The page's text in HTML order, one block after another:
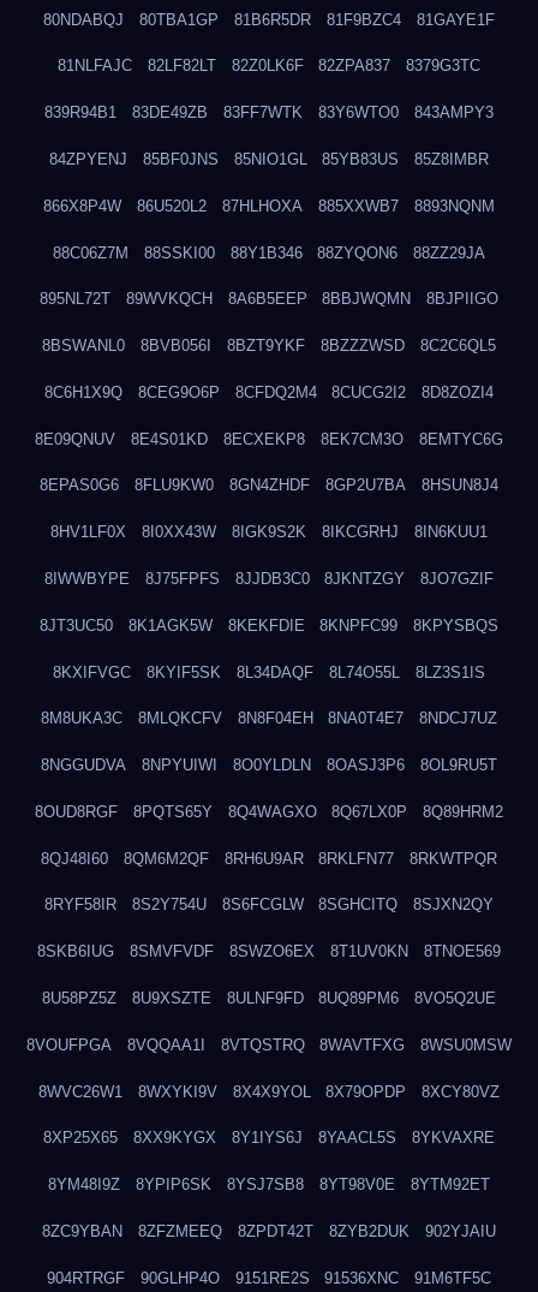
80NDABQJ 80TBA1GP 81B6R5DR 81F9BZC4 81GAYE1F
81NLFAJC 82LF82LT 82Z0LK6F 82ZPA837 8379G3TC
839R94B1 83DE49ZB 83FF7WTK 83Y6WTO0 843AMPY3
84ZPYENJ 85BF0JNS 85NIO1GL 85YB83US 85Z8IMBR
866X8P4W 86U520L2 87HLHOXA 885XXWB7 8893NQNM
88C06Z7M 88SSKI00 88Y1B346 88ZYQON6 88ZZ29JA
895NL72T 89WVKQCH 8A6B5EEP 8BBJWQMN 8BJPIIGO
8BSWANL0 8BVB056I 8BZT9YKF 8BZZZWSD 8C2C6QL5
8C6H1X9Q 8CEG9O6P 8CFDQ2M4 8CUCG2I2 8D8ZOZI4
8E09QNUV 8E4S01KD 8ECXEKP8 8EK7CM3O 8EMTYC6G
8EPAS0G6 8FLU9KW0 8GN4ZHDF 8GP2U7BA 8HSUN8J4
8HV1LF0X 8I0XX43W 8IGK9S2K 8IKCGRHJ 8IN6KUU1
8IWWBYPE 8J75FPFS 8JJDB3C0 8JKNTZGY 8JO7GZIF
8JT3UC50 8K1AGK5W 8KEKFDIE 8KNPFC99 8KPYSBQS
8KXIFVGC 8KYIF5SK 8L34DAQF 8L74O55L 8LZ3S1IS
8M8UKA3C 8MLQKCFV 8N8F04EH 8NA0T4E7 8NDCJ7UZ
8NGGUDVA 8NPYUIWI 8O0YLDLN 8OASJ3P6 8OL9RU5T
8OUD8RGF 8PQTS65Y 8Q4WAGXO 8Q67LX0P 8Q89HRM2
8QJ48I60 8QM6M2QF 8RH6U9AR 8RKLFN77 8RKWTPQR
8RYF58IR 8S2Y754U 8S6FCGLW 8SGHCITQ 8SJXN2QY
8SKB6IUG 8SMVFVDF 8SWZO6EX 8T1UV0KN 8TNOE569
8U58PZ5Z 8U9XSZTE 8ULNF9FD 8UQ89PM6 8VO5Q2UE
8VOUFPGA 8VQQAA1I 8VTQSTRQ 8WAVTFXG 8WSU0MSW
8WVC26W1 8WXYKI9V 8X4X9YOL 8X79OPDP 8XCY80VZ
8XP25X65 8XX9KYGX 8Y1IYS6J 8YAACL5S 8YKVAXRE
8YM48I9Z 8YPIP6SK 8YSJ7SB8 8YT98V0E 8YTM92ET
8ZC9YBAN 8ZFZMEEQ 8ZPDT42T 8ZYB2DUK 902YJAIU
904RTRGF 90GLHP4O 9151RE2S 91536XNC 91M6TF5C